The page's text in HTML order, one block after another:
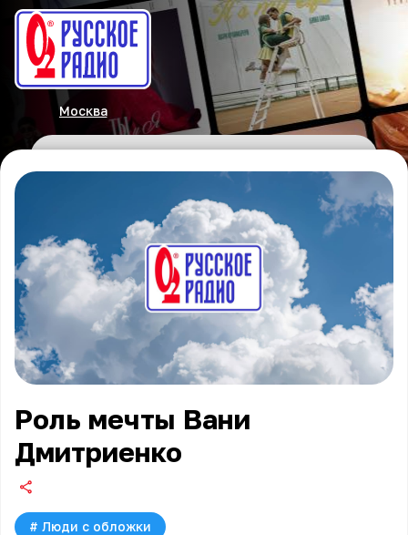
Москва
Роль мечты Вани
Дмитриенко
# Люди с обложки